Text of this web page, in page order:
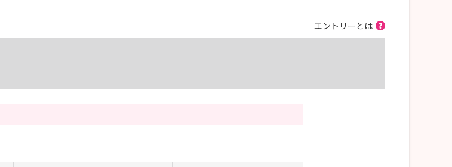
エントリーとは